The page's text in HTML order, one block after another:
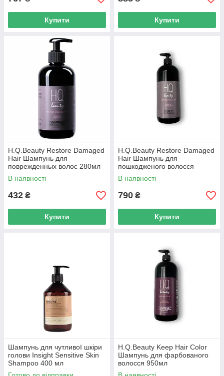
Купити Купити
H.Q.Beauty Restore Damaged
Hair Шампунь для
поврежденных волос 280мл
В наявності
432 ₴
Купити
H.Q.Beauty Restore Damaged
Hair Шампунь для
пошкодженого волосся
950мл
В наявності
790 ₴
Купити
Шампунь для чутливої шкіри
голови Insight Sensitive Skin
Shampoo 400 мл
H.Q.Beauty Keep Hair Color
Шампунь для фарбованого
волосся 950мл